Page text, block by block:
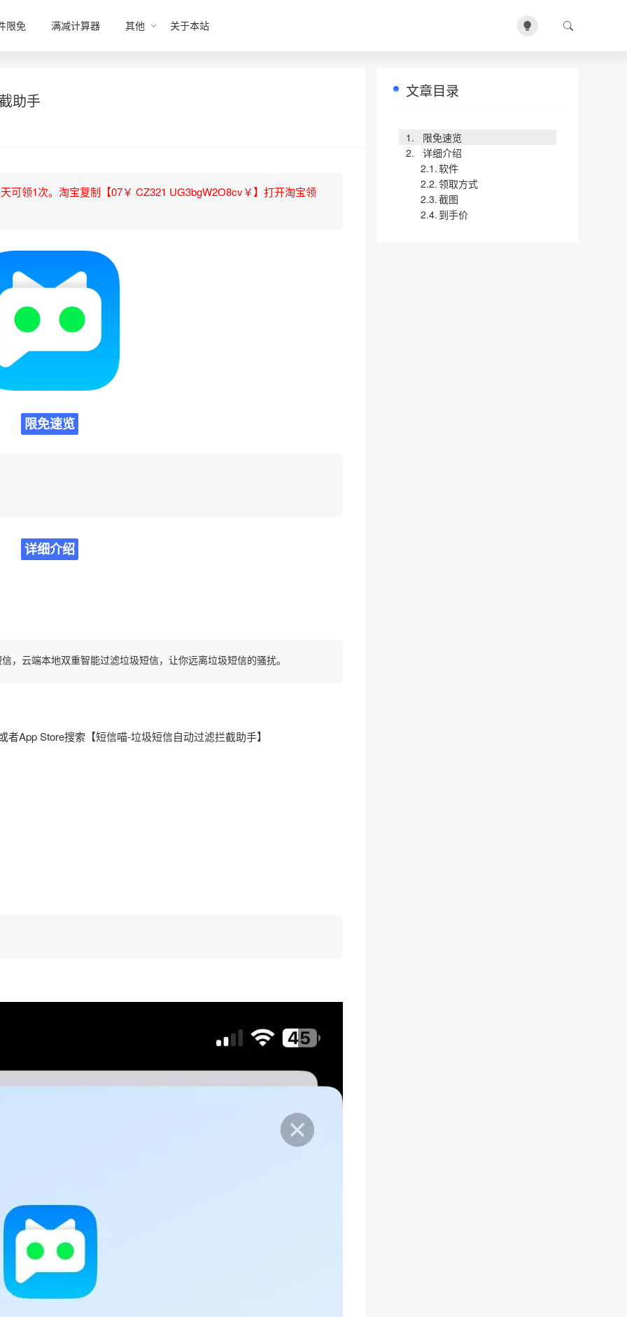
限免 满减计算器 其他 关于本站
助手
可领1次。淘宝复制【07￥ CZ321 UG3bgW2O8cv￥】打开淘宝领
限免速览
详细介绍
，云端本地双重智能过滤垃圾短信，让你远离垃圾短信的骚扰。
者App Store搜索【短信喵-垃圾短信自动过滤拦截助手】
文章目录
限免速览
详细介绍
软件
领取方式
截图
到手价